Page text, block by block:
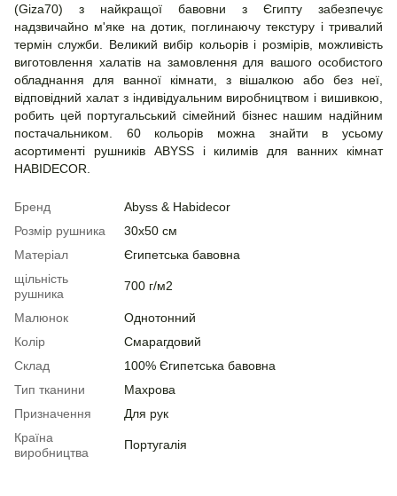
(Giza70) з найкращої бавовни з Єгипту забезпечує
надзвичайно м'яке на дотик, поглинаючу текстуру і тривалий
термін служби. Великий вибір кольорів і розмірів, можливість
виготовлення халатів на замовлення для вашого особистого
обладнання для ванної кімнати, з вішалкою або без неї,
відповідний халат з індивідуальним виробництвом і вишивкою,
робить цей португальський сімейний бізнес нашим надійним
постачальником. 60 кольорів можна знайти в усьому
асортименті рушників ABYSS і килимів для ванних кімнат
HABIDECOR.
Бренд
Abyss & Habidecor
Розмір рушника
30х50 см
Матеріал
Єгипетська бавовна
щільність
рушника
700 г/м2
Малюнок
Однотонний
Колір
Смарагдовий
Склад
100% Єгипетська бавовна
Тип тканини
Махрова
Призначення
Для рук
Країна
виробництва
Португалія